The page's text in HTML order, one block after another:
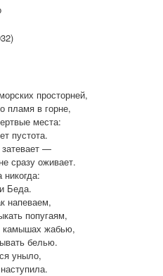
просторней,
пламя в горне,
места:
пустота.
—
сразу оживает.
Беда.
напеваем,
попугаям,
камышах жабью,
белью.
уныло,